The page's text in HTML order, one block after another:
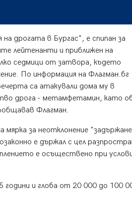
дрогата в Бургас", е спипан за
лейтенанти и приближен на
седмици от затвора, където
По информация на Флагман.бг
са атакували дома му в
дрога - метамфетамин, като
Флагман.
мярка за неотклонение
е държал с цел
е осъществено при
години и глоба от 20 000 до 100